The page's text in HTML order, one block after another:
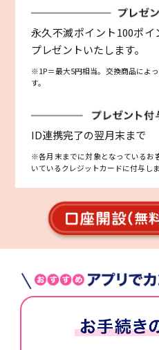
永久不滅ポイント100ポ
プレゼントいたします。
※1P＝最大5円相当。交換商品によ
す。
ID連携完了の翌月末まで
※各月末までに対象となっているお
いているクレジットカードに付与しま